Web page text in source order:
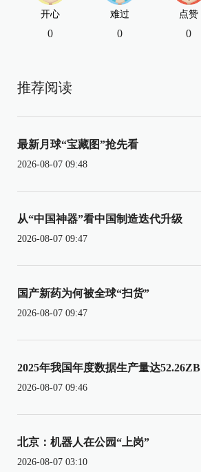
开心
0
难过
0
点赞
0
推荐阅读
最新月球“宝藏图”抢先看
2026-08-07 09:48
从“中国神器”看中国制造迭代升级
2026-08-07 09:47
国产新药为何被全球“扫货”
2026-08-07 09:47
2025年我国年度数据生产量达52.26ZB
2026-08-07 09:46
北京：机器人在公园“上岗”
2026-08-07 03:10